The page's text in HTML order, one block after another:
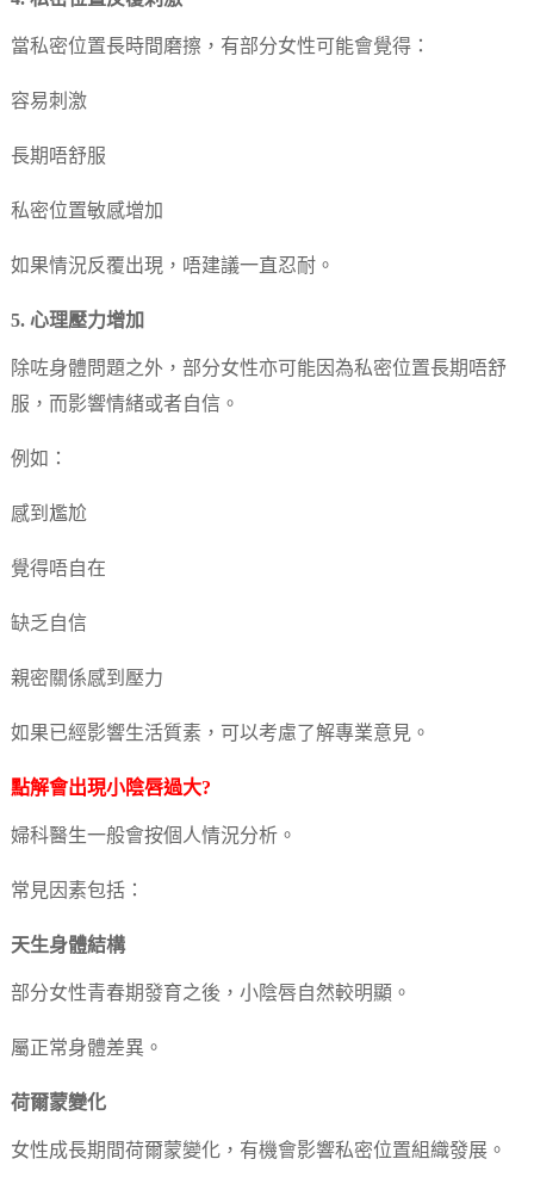
當私密位置長時間磨擦，有部分女性可能會覺得：
容易刺激
長期唔舒服
私密位置敏感增加
如果情況反覆出現，唔建議一直忍耐。
5. 心理壓力增加
除咗身體問題之外，部分女性亦可能因為私密位置長期唔舒
服，而影響情緒或者自信。
例如：
感到尷尬
覺得唔自在
缺乏自信
親密關係感到壓力
如果已經影響生活質素，可以考慮了解專業意見。
點解會出現小陰唇過大?
婦科醫生一般會按個人情況分析。
常見因素包括：
天生身體結構
部分女性青春期發育之後，小陰唇自然較明顯。
屬正常身體差異。
荷爾蒙變化
女性成長期間荷爾蒙變化，有機會影響私密位置組織發展。